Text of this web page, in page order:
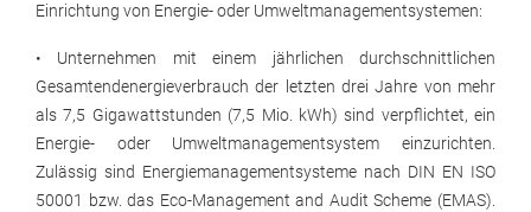
Einrichtung von Energie- oder Umweltmanagementsystemen:
• Unternehmen mit einem jährlichen durchschnittlichen
Gesamtendenergieverbrauch der letzten drei Jahre von mehr
als 7,5 Gigawattstunden (7,5 Mio. kWh) sind verpflichtet, ein
Energie- oder Umweltmanagementsystem einzurichten.
Zulässig sind Energiemanagementsysteme nach DIN EN ISO
50001 bzw. das Eco-Management and Audit Scheme (EMAS).